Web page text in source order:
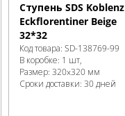
Ступень SDS Koblenz
Eckflorentiner Beige
32*32
Код товара: SD-138769-99
В коробке: 1 шт,
Размер: 320x320 мм
Сроки доставки: 30 дней